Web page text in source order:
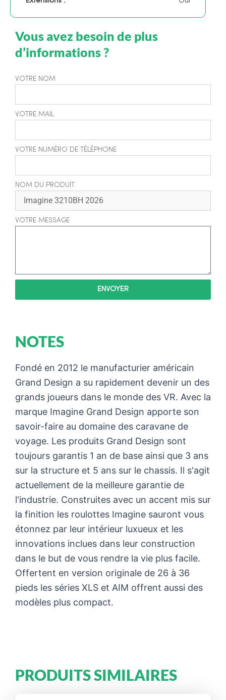
Vous avez besoin de plus
d’informations ?
VOTRE NOM
VOTRE MAIL
VOTRE NUMÉRO DE TÉLÉPHONE
NOM DU PRODUIT
VOTRE MESSAGE
ENVOYER
NOTES
Fondé en 2012 le manufacturier américain
Grand Design a su rapidement devenir un des
grands joueurs dans le monde des VR. Avec la
marque Imagine Grand Design apporte son
savoir-faire au domaine des caravane de
voyage. Les produits Grand Design sont
toujours garantis 1 an de base ainsi que 3 ans
sur la structure et 5 ans sur le chassis. Il s'agit
actuellement de la meilleure garantie de
l'industrie. Construites avec un accent mis sur
la finition les roulottes Imagine sauront vous
étonnez par leur intérieur luxueux et les
innovations inclues dans leur construction
dans le but de vous rendre la vie plus facile.
Offertent en version originale de 26 à 36
pieds les séries XLS et AIM offrent aussi des
modèles plus compact.
PRODUITS SIMILAIRES